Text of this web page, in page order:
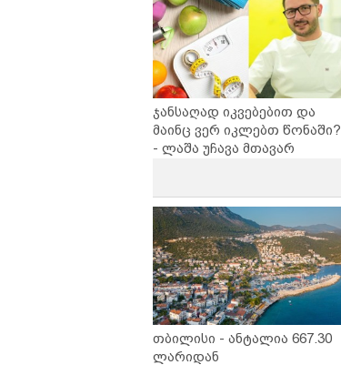
ჯანსაღად იკვებებით და
მაინც ვერ იკლებთ წონაში?
- ლაშა უჩავა მთავარ
თბილისი - ანტალია 667.30
ლარიდან